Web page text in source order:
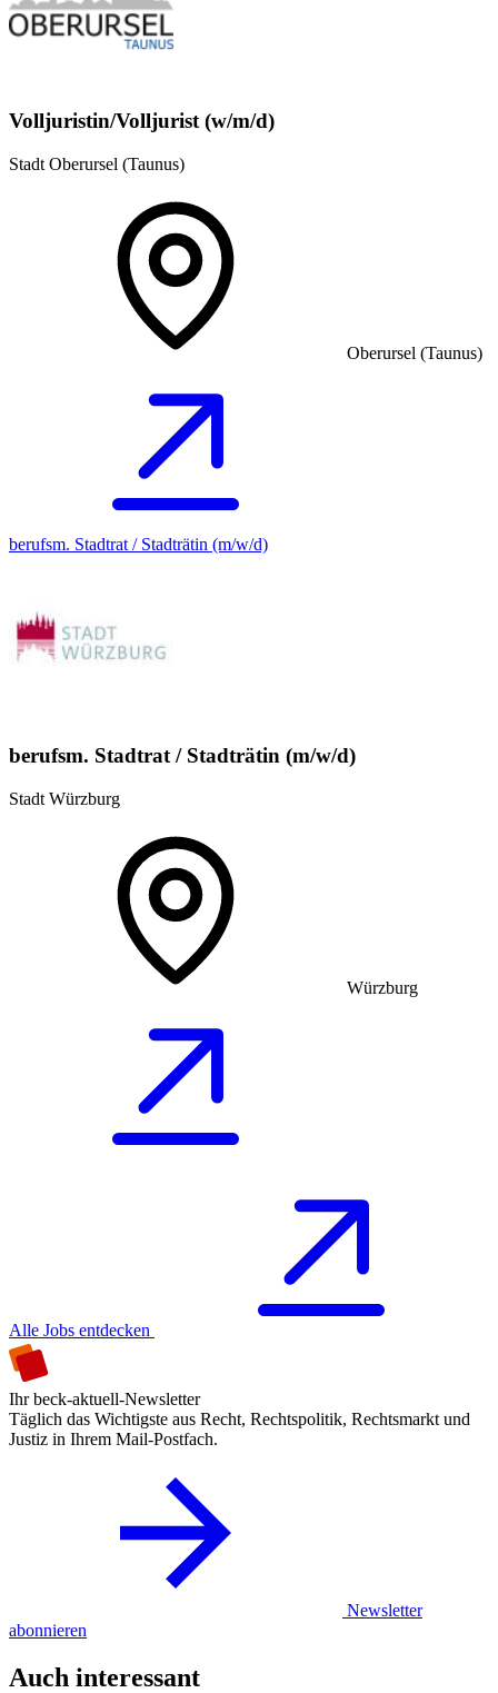
Volljuristin/Volljurist (w/m/d)
Stadt Oberursel (Taunus)
Oberursel (Taunus)
berufsm. Stadtrat / Stadträtin (m/w/d)
berufsm. Stadtrat / Stadträtin (m/w/d)
Stadt Würzburg
Würzburg
Alle Jobs entdecken
Ihr beck-aktuell-Newsletter
Täglich das Wichtigste aus Recht, Rechtspolitik, Rechtsmarkt und
Justiz in Ihrem Mail-Postfach.
Newsletter
abonnieren
Auch interessant